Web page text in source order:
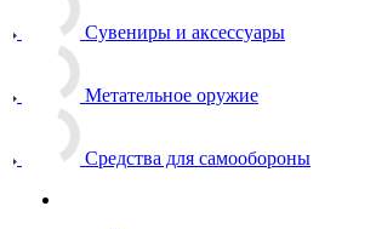
Сувениры и аксессуары
Метательное оружие
Средства для самообороны